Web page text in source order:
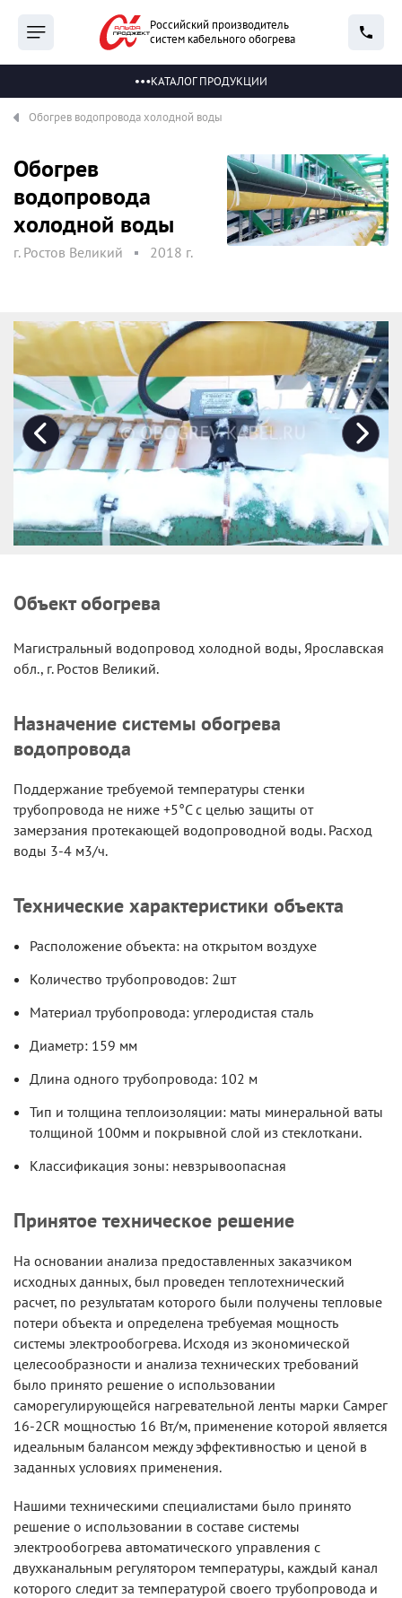
Российский производитель
систем кабельного обогрева
КАТАЛОГ ПРОДУКЦИИ
Обогрев водопровода холодной воды
Обогрев
водопровода
холодной воды
г. Ростов Великий 2018 г.
Объект обогрева
Магистральный водопровод холодной воды, Ярославская
обл., г. Ростов Великий.
Назначение системы обогрева
водопровода
Поддержание требуемой температуры стенки
трубопровода не ниже +5°C с целью защиты от
замерзания протекающей водопроводной воды. Расход
воды 3-4 м3/ч.
Технические характеристики объекта
Расположение объекта: на открытом воздухе
Количество трубопроводов: 2шт
Материал трубопровода: углеродистая сталь
Диаметр: 159 мм
Длина одного трубопровода: 102 м
Тип и толщина теплоизоляции: маты минеральной ваты
толщиной 100мм и покрывной слой из стеклоткани.
Классификация зоны: невзрывоопасная
Принятое техническое решение
На основании анализа предоставленных заказчиком
исходных данных, был проведен теплотехнический
расчет, по результатам которого были получены тепловые
потери объекта и определена требуемая мощность
системы электрообогрева. Исходя из экономической
целесообразности и анализа технических требований
было принято решение о использовании
саморегулирующейся нагревательной ленты марки Самрег
16-2CR мощностью 16 Вт/м, применение которой является
идеальным балансом между эффективностью и ценой в
заданных условиях применения.
Нашими техническими специалистами было принято
решение о использовании в составе системы
электрообогрева автоматического управления с
двухканальным регулятором температуры, каждый канал
которого следит за температурой своего трубопровода и